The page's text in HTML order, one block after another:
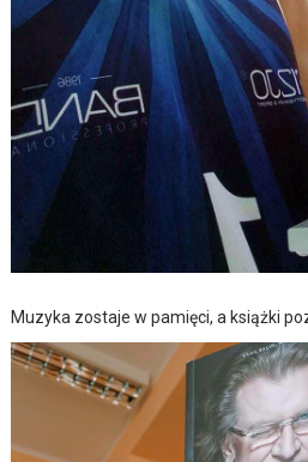
Muzyka zostaje w pamięci, a książki